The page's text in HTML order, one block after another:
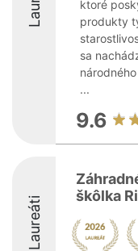
ktoré
produkty
sa
...
9.6
Laureáti
škôlka